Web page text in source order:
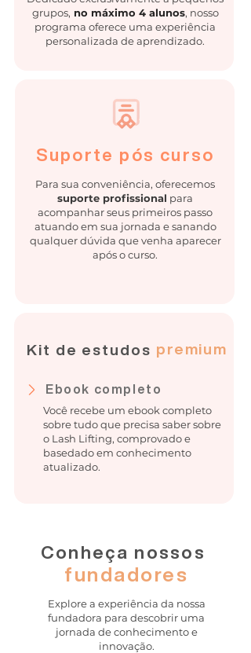
grupos, no máximo 4 alunos, nosso
programa oferece uma experiência
personalizada de aprendizado.
Suporte pós curso
Para sua conveniência, oferecemos
suporte profissional para
acompanhar seus primeiros passo
atuando em sua jornada e sanando
qualquer dúvida que venha aparecer
após o curso.
Kit de estudos premium
Ebook completo
Você recebe um ebook completo
sobre tudo que precisa saber sobre
o Lash Lifting, comprovado e
basedado em conhecimento
atualizado.
Conheça nossos
fundadores
Explore a experiência da nossa
fundadora para descobrir uma
jornada de conhecimento e
innovação.